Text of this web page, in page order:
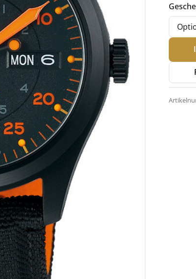
Seiko
Sports
Series